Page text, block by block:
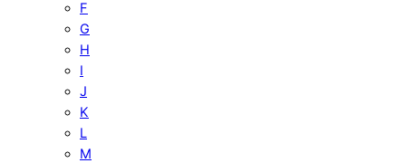
F
G
H
I
J
K
L
M